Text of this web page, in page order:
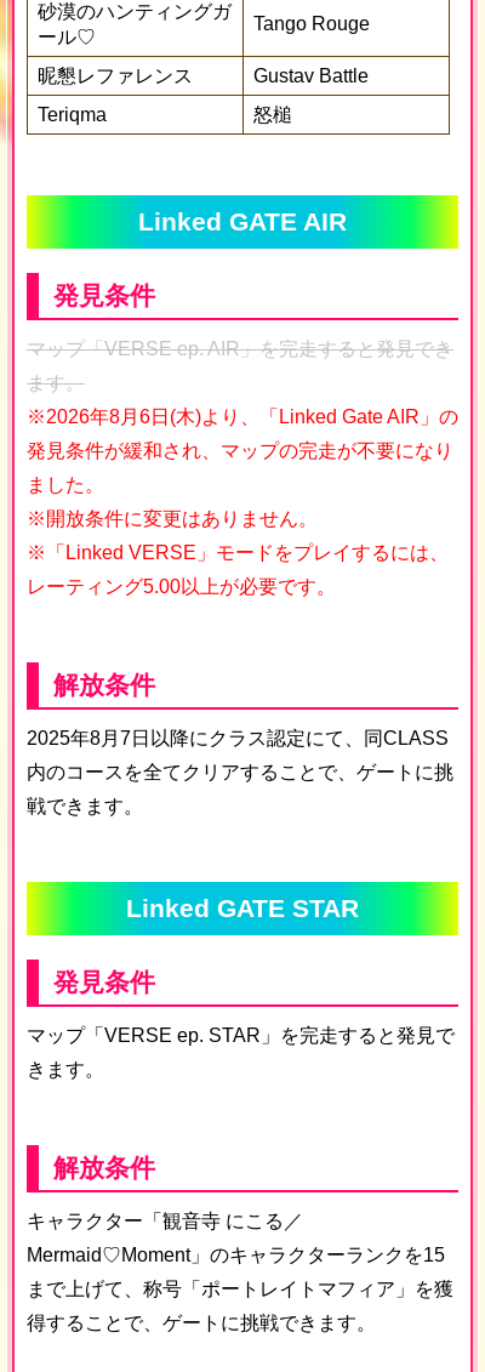
砂漠のハンティングガ
ール♡
Tango Rouge
昵懇レファレンス
Gustav Battle
Teriqma
怒槌
Linked GATE AIR
発見条件
マップ「VERSE ep. AIR」を完走すると発見でき
ます。
※2026年8月6日(木)より、「Linked Gate AIR」の
発見条件が緩和され、マップの完走が不要になり
ました。
※開放条件に変更はありません。
※「Linked VERSE」モードをプレイするには、
レーティング5.00以上が必要です。
解放条件
2025年8月7日以降にクラス認定にて、同CLASS
内のコースを全てクリアすることで、ゲートに挑
戦できます。
Linked GATE STAR
発見条件
マップ「VERSE ep. STAR」を完走すると発見で
きます。
解放条件
キャラクター「観音寺 にこる／
Mermaid♡Moment」のキャラクターランクを15
まで上げて、称号「ポートレイトマフィア」を獲
得することで、ゲートに挑戦できます。